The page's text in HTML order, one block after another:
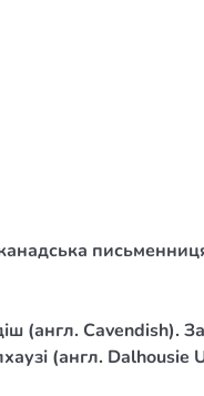
(англ. Cavendish).
(англ. Dalhousie